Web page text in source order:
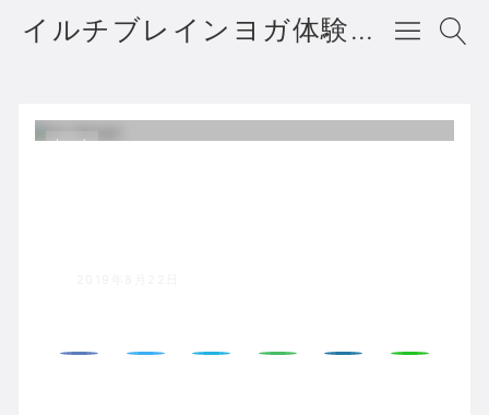
イルチブレインヨガ体験者の声・口コミ・評判
ホーム